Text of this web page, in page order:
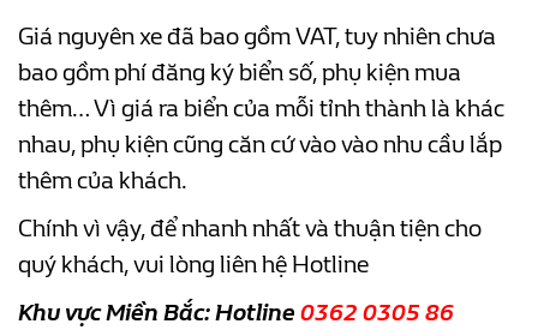
Giá nguyên xe đã bao gồm VAT, tuy nhiên chưa
bao gồm phí đăng ký biển số, phụ kiện mua
thêm… Vì giá ra biển của mỗi tỉnh thành là khác
nhau, phụ kiện cũng căn cứ vào vào nhu cầu lắp
thêm của khách.
Chính vì vậy, để nhanh nhất và thuận tiện cho
quý khách, vui lòng liên hệ Hotline
Khu vực Miền Bắc: Hotline 0362 0305 86